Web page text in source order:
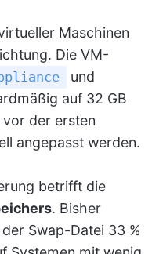
Maschinen
Die VM-
und
auf 32 GB
der ersten
angepasst werden.
betrifft die
. Bisher
Swap-Datei 33 %